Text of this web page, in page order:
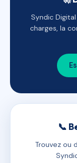
Syndic
charges, la
📞
Trouvez ou